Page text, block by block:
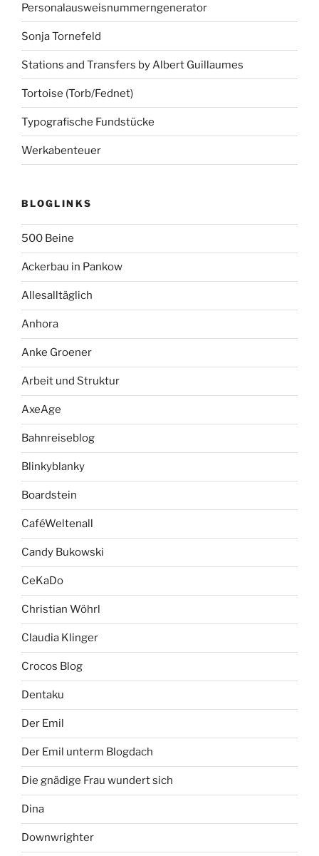
Personalausweisnummerngenerator
Sonja Tornefeld
Stations and Transfers by Albert Guillaumes
Tortoise (Torb/Fednet)
Typografische Fundstücke
Werkabenteuer
BLOGLINKS
500 Beine
Ackerbau in Pankow
Allesalltäglich
Anhora
Anke Groener
Arbeit und Struktur
AxeAge
Bahnreiseblog
Blinkyblanky
Boardstein
CaféWeltenall
Candy Bukowski
CeKaDo
Christian Wöhrl
Claudia Klinger
Crocos Blog
Dentaku
Der Emil
Der Emil unterm Blogdach
Die gnädige Frau wundert sich
Dina
Downwrighter